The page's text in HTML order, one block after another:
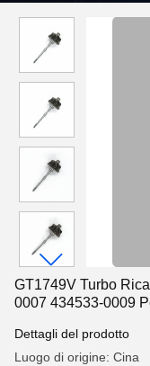
GT1749V Turbo
0007 434533-0009
Dettagli del prodotto
Luogo di origine: Cina